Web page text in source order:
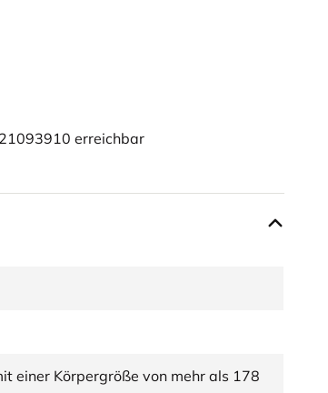
erreichbar
einer Körpergröße von mehr als 178